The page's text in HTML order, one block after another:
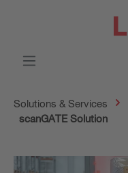
Solutions & Services
scanGATE Solution